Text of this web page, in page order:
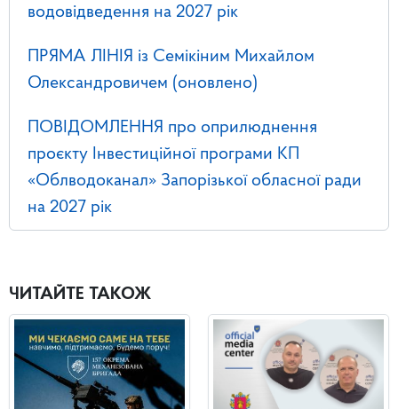
водовідведення на 2027 рік
ПРЯМА ЛІНІЯ із Семікіним Михайлом
Олександровичем (оновлено)
ПОВІДОМЛЕННЯ про оприлюднення
проєкту Інвестиційної програми КП
«Облводоканал» Запорізької обласної ради
на 2027 рік
ЧИТАЙТЕ ТАКОЖ